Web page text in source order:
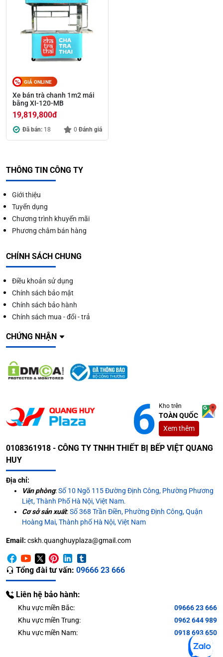
GIÁ ONLINE
Xe bán trà chanh 1m2 mái
bằng XI-120-MB
19,819,800đ
Đã bán: 18 0 Đánh giá
THÔNG TIN CÔNG TY
Giới thiệu
Tuyển dụng
Chương trình khuyến mãi
Phương châm bán hàng
CHÍNH SÁCH CHUNG
Điều khoản sử dụng
Chính sách bảo mật
Chính sách bảo hành
Chính sách mua - đổi - trả
CHỨNG NHẬN
Kho trên
TOÀN QUỐC
Xem thêm
0108361918 - CÔNG TY TNHH THIẾT BỊ BẾP VIỆT QUANG
HUY
Địa chỉ:
Văn phòng:Số 10 Ngõ 115 Đường Định Công, Phường Phương
Liệt, Thành Phố Hà Nội, Việt Nam.
Cơ sở sản xuất:Số 368 Trần Điền, Phường Định Công, Quận
Hoàng Mai, Thành phố Hà Nội, Việt Nam
Email: cskh.quanghuyplaza@gmail.com
Tổng đài tư vấn: 09666 23 666
Liên hệ bảo hành:
Khu vực miền Bắc:
09666 23 666
Khu vực miền Trung:
0962 644 989
Khu vực miền Nam:
0918 693 650